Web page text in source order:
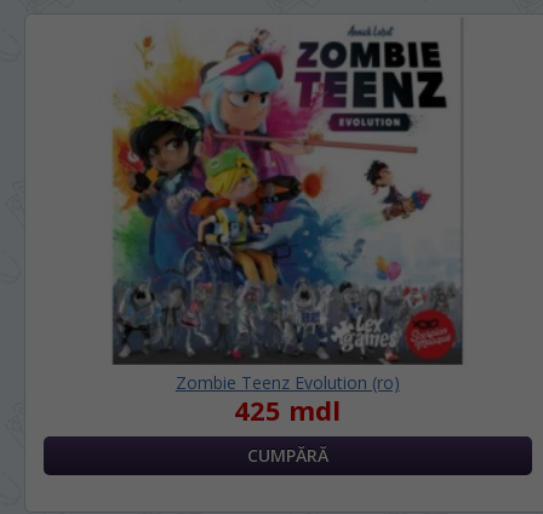
Zombie Teenz Evolution (ro)
425 mdl